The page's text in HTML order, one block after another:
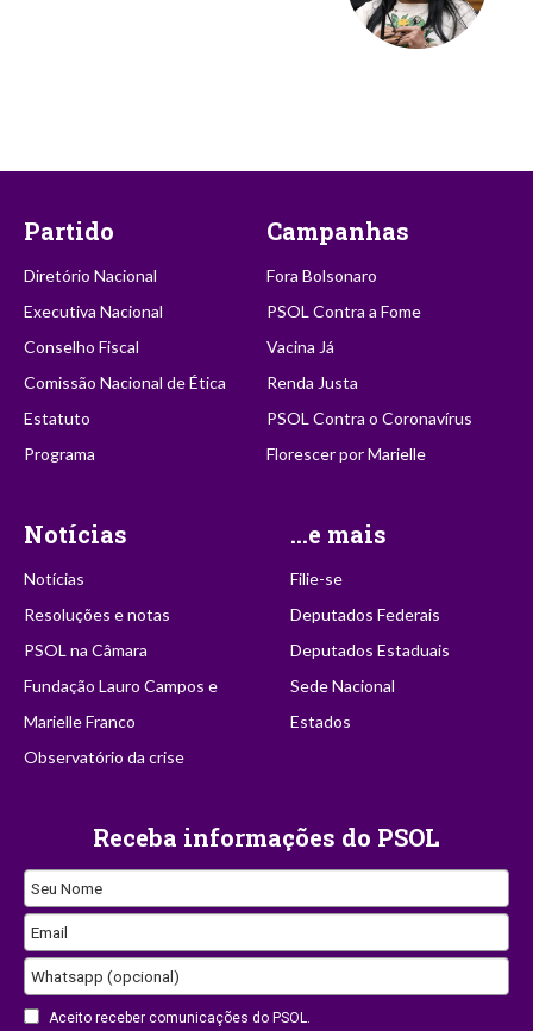
Partido
Diretório Nacional
Executiva Nacional
Conselho Fiscal
Comissão Nacional de Ética
Estatuto
Programa
Campanhas
Fora Bolsonaro
PSOL Contra a Fome
Vacina Já
Renda Justa
PSOL Contra o Coronavírus
Florescer por Marielle
Notícias
Notícias
Resoluções e notas
PSOL na Câmara
Fundação Lauro Campos e
Marielle Franco
Observatório da crise
...e mais
Filie-se
Deputados Federais
Deputados Estaduais
Sede Nacional
Estados
Receba informações do PSOL
Seu Nome
Phone
Number
Email
Whatsapp (opcional)
Aceito receber comunicações do PSOL.